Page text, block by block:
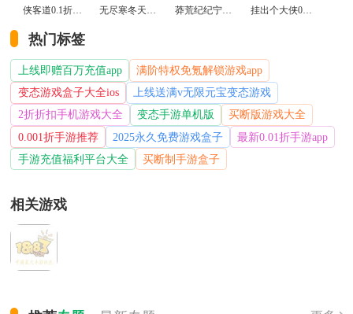
侠客道0.1折变态版 无尽寒冬天蛇新春送礼版 莽荒纪纪宁传奇0.1折送无限连抽版 挂出个大侠0.05折免单福利版
热门标签
上线即赠百万充值app
满阶特权免氪解锁游戏app
变态游戏盒子大全ios
上线送满v无限元宝变态游戏
2折折扣手机游戏大全
变态手游单机版
买断版游戏大全
0.001折手游推荐
2025永久免费游戏盒子
最新0.01折手游app
手游充值福利平台大全
买断制手游盒子
相关游戏